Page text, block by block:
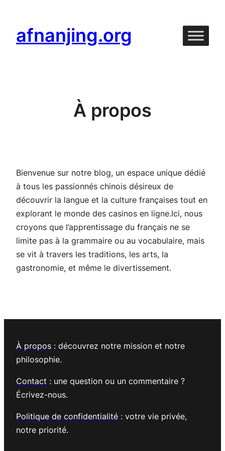
contenu
afnanjing.org
À propos
Bienvenue sur notre blog, un espace unique dédié
à tous les passionnés chinois désireux de
découvrir la langue et la culture françaises tout en
explorant le monde des casinos en ligne.Ici, nous
croyons que l’apprentissage du français ne se
limite pas à la grammaire ou au vocabulaire, mais
se vit à travers les traditions, les arts, la
gastronomie, et même le divertissement.
À propos : découvrez notre mission et notre
philosophie.
Contact : une question ou un commentaire ?
Écrivez-nous.
Politique de confidentialité : votre vie privée,
notre priorité.